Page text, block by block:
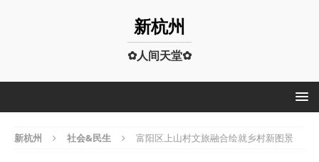
新杭州
✿人间天堂✿
新杭州 社会&民生 富阳区上山村文旅融合绘就乡村新图景